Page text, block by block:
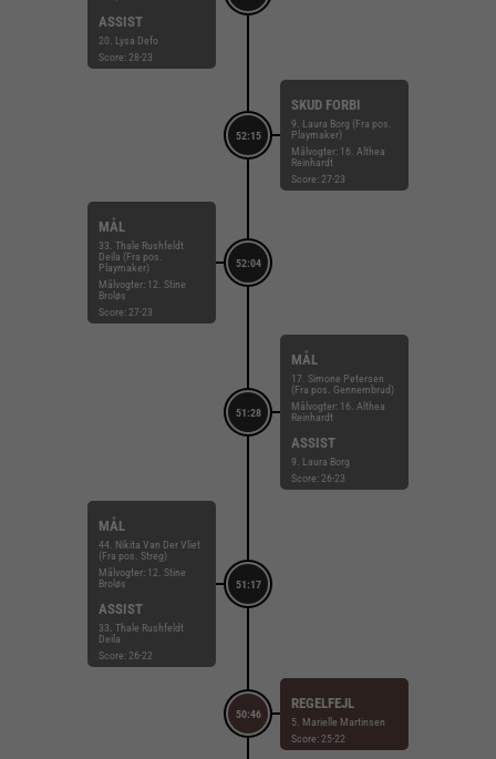
ASSIST
20. Lysa Defo
Score: 28-23
52:15
SKUD FORBI
9. Laura Borg (Fra pos.
Playmaker)
Målvogter: 16. Althea
Reinhardt
Score: 27-23
52:04
MÅL
33. Thale Rushfeldt
Deila (Fra pos.
Playmaker)
Målvogter: 12. Stine
Broløs
Score: 27-23
51:28
MÅL
17. Simone Petersen
(Fra pos. Gennembrud)
Målvogter: 16. Althea
Reinhardt
ASSIST
9. Laura Borg
Score: 26-23
51:17
MÅL
44. Nikita Van Der Vliet
(Fra pos. Streg)
Målvogter: 12. Stine
Broløs
ASSIST
33. Thale Rushfeldt
Deila
Score: 26-22
50:46
REGELFEJL
5. Marielle Martinsen
Score: 25-22